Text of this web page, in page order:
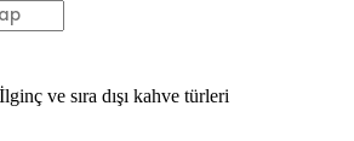
İlginç ve sıra dışı kahve türleri